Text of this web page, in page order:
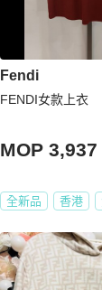
Fendi
FENDI女款上衣
MOP 3,937
全新品 香港